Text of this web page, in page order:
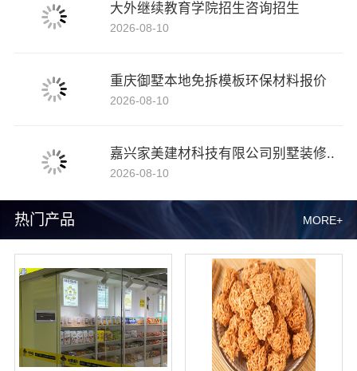
热门产品 MORE+
大外继续教育学院招生咨询招生
2026-08-10
重庆御墅本地免拆模板环保材料报价
2026-08-10
嘉兴家美建材科技有限公司别墅装修..
2026-08-10